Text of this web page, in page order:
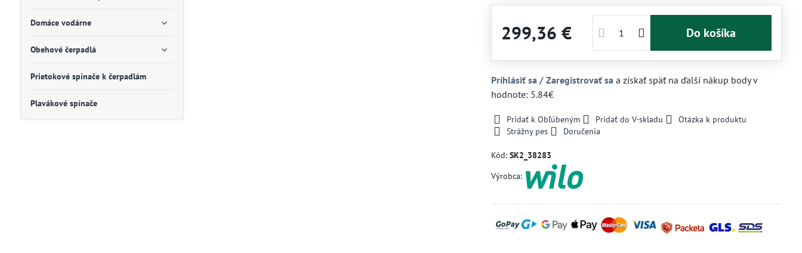
299,36 € Do košíka
Prihlásiť sa / Zaregistrovať sa a získať späť na ďalší nákup body v
hodnote: 5.84€
Pridať k Obľúbeným Pridať do V-skladu
Otázka k produktu
Strážny pes
Doručenia
Kód:SK2_38283
Výrobca:
Domáce vodárne
Obehové čerpadlá
Prietokové spínače k čerpadlám
Plavákové spínače